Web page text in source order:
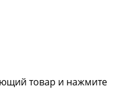
товар и нажмите